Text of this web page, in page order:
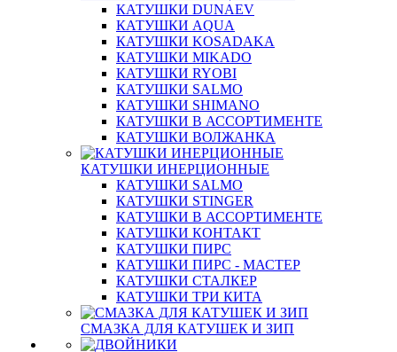
КАТУШКИ DUNAEV
КАТУШКИ AQUA
КАТУШКИ KOSADAKA
КАТУШКИ MIKADO
КАТУШКИ RYOBI
КАТУШКИ SALMO
КАТУШКИ SHIMANO
КАТУШКИ В АССОРТИМЕНТЕ
КАТУШКИ ВОЛЖАНКА
КАТУШКИ ИНЕРЦИОННЫЕ
КАТУШКИ SALMO
КАТУШКИ STINGER
КАТУШКИ В АССОРТИМЕНТЕ
КАТУШКИ КОНТАКТ
КАТУШКИ ПИРС
КАТУШКИ ПИРС - МАСТЕР
КАТУШКИ СТАЛКЕР
КАТУШКИ ТРИ КИТА
СМАЗКА ДЛЯ КАТУШЕК И ЗИП